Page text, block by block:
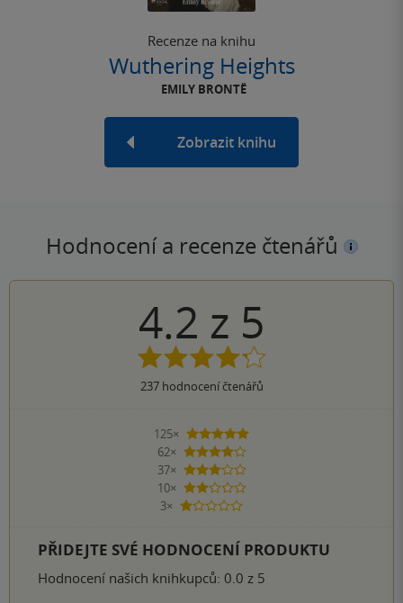
Recenze na knihu
Wuthering Heights
EMILY BRONTË
Zobrazit knihu
Hodnocení a recenze čtenářů
4.2 z 5
237hodnocení čtenářů
125×
5 hvězdiček
62×
4 hvězdičky
37×
3 hvězdičky
10×
2 hvězdičky
3×
1 hvezdička
PŘIDEJTE SVÉ HODNOCENÍ PRODUKTU
Hodnocení našich knihkupců: 0.0 z 5